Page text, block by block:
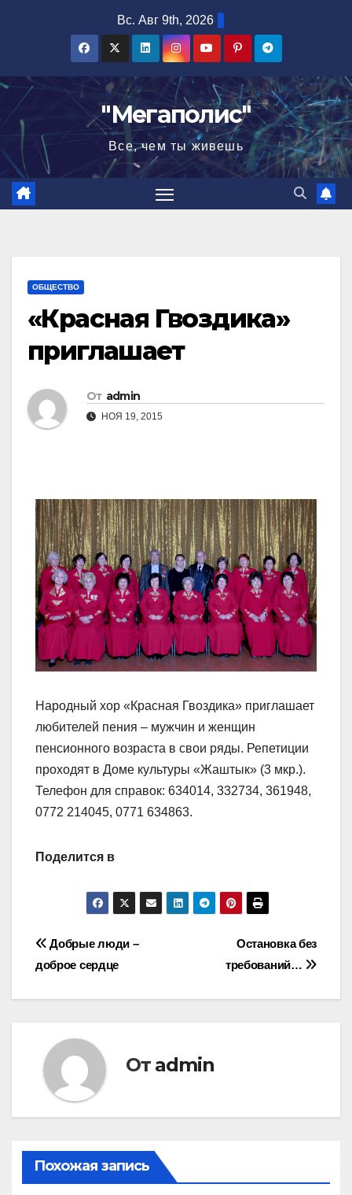
Вс. Авг 9th, 2026
"Мегаполис"
Все, чем ты живешь
ОБЩЕСТВО
«Красная Гвоздика»
приглашает
От admin
НОЯ 19, 2015
Народный хор «Красная Гвоздика» приглашает
любителей пения – мужчин и женщин
пенсионного возраста в свои ряды. Репетиции
проходят в Доме культуры «Жаштык» (3 мкр.).
Телефон для справок: 634014, 332734, 361948,
0772 214045, 0771 634863.
Поделится в
Навигация
по
Остановка без
требований…
Добрые люди –
доброе сердце
От admin
Похожая запись